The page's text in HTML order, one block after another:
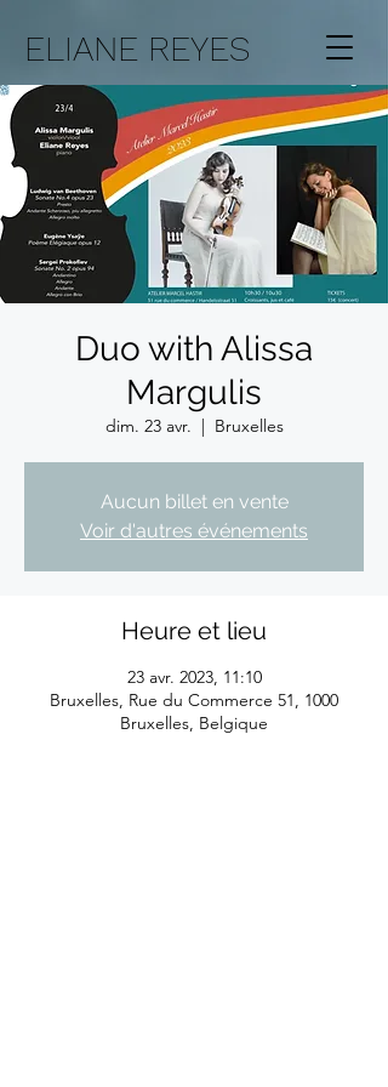
ELIANE REYES
Duo with Alissa
Margulis
dim. 23 avr.
  |
Bruxelles
Aucun billet en vente
Voir d'autres événements
Heure et lieu
23 avr. 2023, 11:10
Bruxelles, Rue du Commerce 51, 1000
Bruxelles, Belgique